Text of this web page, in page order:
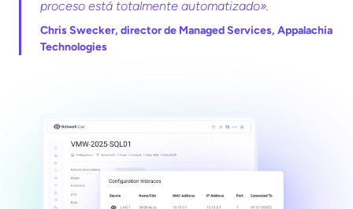
proceso está totalmente automatizado».
Chris Swecker, director de Managed Services, Appalachia
Technologies